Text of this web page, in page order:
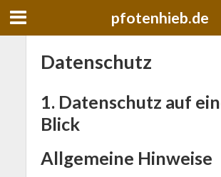
pfotenhieb.de
Datenschutz
1. Datenschutz auf
Blick
Allgemeine Hinweise